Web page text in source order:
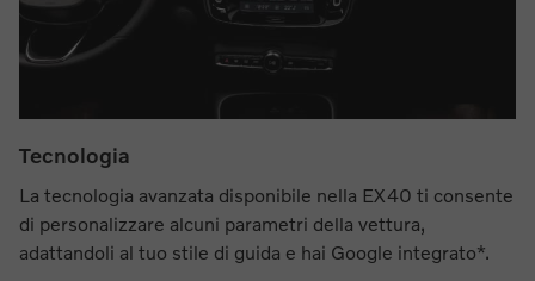
Tecnologia
La tecnologia avanzata disponibile nella EX40 ti consente
di personalizzare alcuni parametri della vettura,
adattandoli al tuo stile di guida e hai Google integrato*.